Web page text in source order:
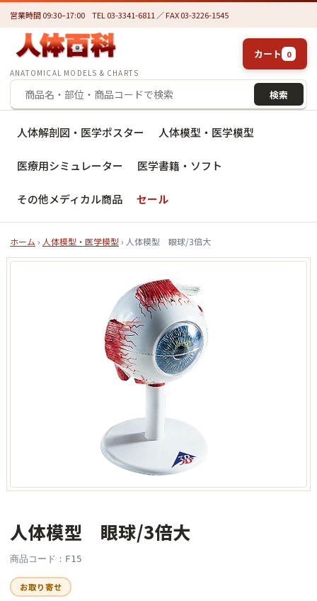
営業時間 09:30–17:00 TEL 03-3341-6811 ／ FAX 03-3226-1545
ANATOMICAL MODELS & CHARTS
検索
カート 0
人体解剖図・医学ポスター 人体模型・医学模型
医療用シミュレーター 医学書籍・ソフト
その他メディカル商品 セール
ホーム › 人体模型・医学模型 › 人体模型 眼球/3倍大
人体模型 眼球/3倍大
商品コード：F15
お取り寄せ